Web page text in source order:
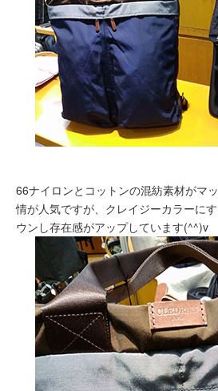
66ナイロンとコットンの混紡素材がマ
情が人気ですが、クレイジーカラーに
ウンし存在感がアップしています(^^)v